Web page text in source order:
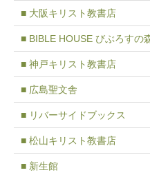
■ 大阪キリスト教書店
■ BIBLE HOUSE びぶろすの
■ 神戸キリスト教書店
■ 広島聖文舎
■ リバーサイドブックス
■ 松山キリスト教書店
■ 新生館